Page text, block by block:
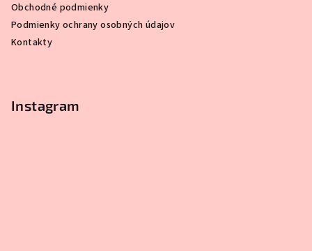
Obchodné podmienky
Podmienky ochrany osobných údajov
Kontakty
Instagram